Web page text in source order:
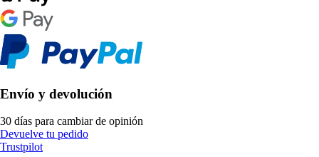
Envío y devolución
30 días para cambiar de opinión
Devuelve tu pedido
Trustpilot